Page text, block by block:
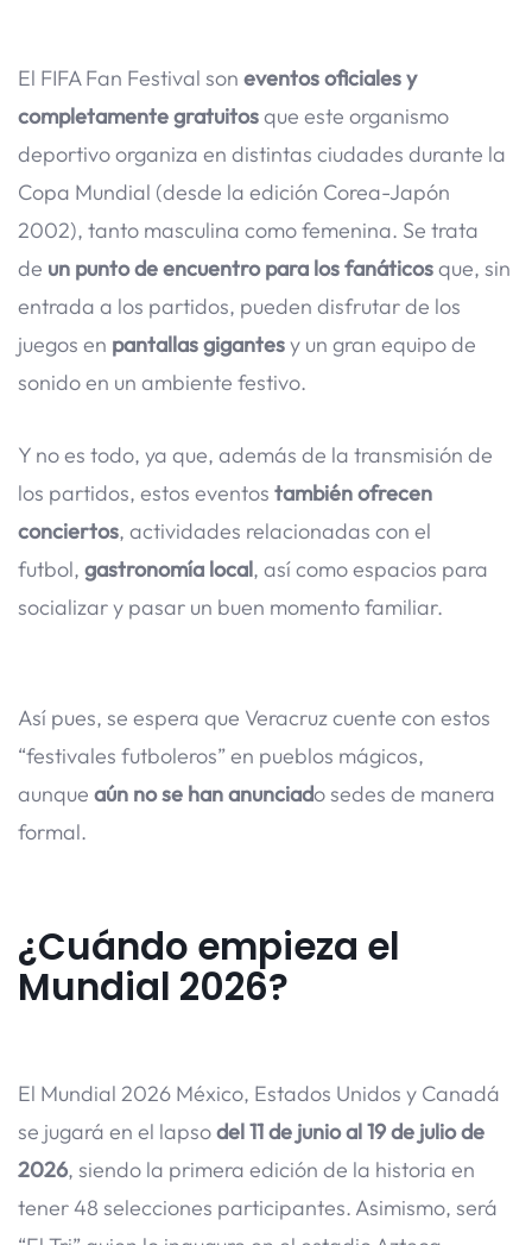
El FIFA Fan Festival son eventos oficiales y
completamente gratuitosque este organismo
deportivo organiza en distintas ciudades durante la
Copa Mundial (desde la edición Corea-Japón
2002), tanto masculina como femenina. Se trata
de un punto de encuentro para los fanáticosque, sin
entrada a los partidos, pueden disfrutar de los
juegos en pantallas gigantesy un gran equipo de
sonido en un ambiente festivo.
Y no es todo, ya que, además de la transmisión de
los partidos, estos eventos también ofrecen
conciertos, actividades relacionadas con el
futbol, gastronomía local, así como espacios para
socializar y pasar un buen momento familiar.
Así pues, se espera que Veracruz cuente con estos
“festivales futboleros” en pueblos mágicos,
aunque aún no se han anunciado sedes de manera
formal.
¿Cuándo empieza el
Mundial 2026?
El Mundial 2026 México, Estados Unidos y Canadá
se jugará en el lapsodel 11 de junio al 19 de julio de
2026, siendo la primera edición de la historia en
tener 48 selecciones participantes. Asimismo, será